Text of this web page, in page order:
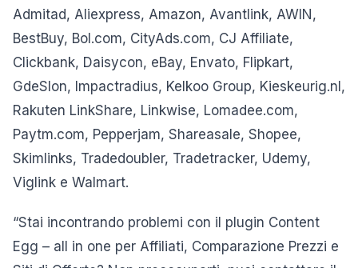
Admitad, Aliexpress, Amazon, Avantlink, AWIN,
BestBuy, Bol.com, CityAds.com, CJ Affiliate,
Clickbank, Daisycon, eBay, Envato, Flipkart,
GdeSlon, Impactradius, Kelkoo Group, Kieskeurig.nl,
Rakuten LinkShare, Linkwise, Lomadee.com,
Paytm.com, Pepperjam, Shareasale, Shopee,
Skimlinks, Tradedoubler, Tradetracker, Udemy,
Viglink e Walmart.
“Stai incontrando problemi con il plugin Content
Egg – all in one per Affiliati, Comparazione Prezzi e